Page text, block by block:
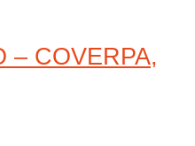
– COVERPA,